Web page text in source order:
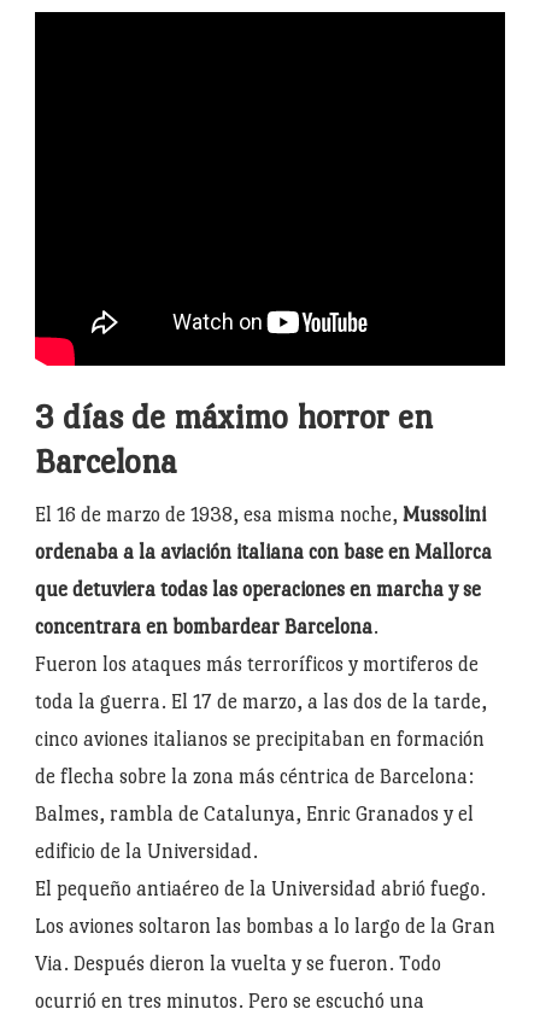
3 días de máximo horror en
Barcelona
El 16 de marzo de 1938, esa misma noche, Mussolini
ordenaba a la aviación italiana con base en Mallorca
que detuviera todas las operaciones en marcha y se
concentrara en bombardear Barcelona.
Fueron los ataques más terroríficos y mortiferos de
toda la guerra. El 17 de marzo, a las dos de la tarde,
cinco aviones italianos se precipitaban en formación
de flecha sobre la zona más céntrica de Barcelona:
Balmes, rambla de Catalunya, Enric Granados y el
edificio de la Universidad.
El pequeño antiaéreo de la Universidad abrió fuego.
Los aviones soltaron las bombas a lo largo de la Gran
Via. Después dieron la vuelta y se fueron. Todo
ocurrió en tres minutos. Pero se escuchó una